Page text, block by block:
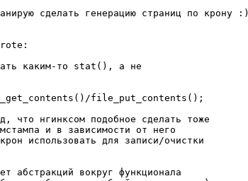
сделать генерацию страниц по крону :)
каким-то stat(), а не
file_put_contents();
что нгинксом подобное сделать тоже
и в зависимости от него
использовать для записи/очистки
абстракций вокруг функционала